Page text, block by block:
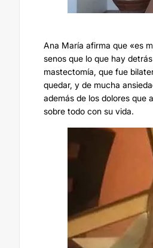
Ana María afirma que «es
senos que lo que hay
mastectomía, que fue
quedar, y de mucha
además de los dolores que
sobre todo con su vida.